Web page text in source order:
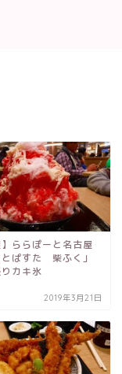
】ららぽーと名古屋
ぱすた 柴ふく」
カキ氷
2019年3月21日